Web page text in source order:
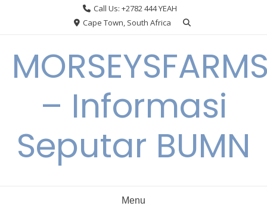
Call Us: +2782 444 YEAH
Cape Town, South Africa
– Informasi
Seputar BUMN
Menu